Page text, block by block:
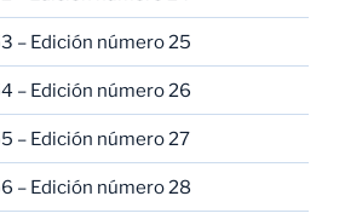
– Edición número 25
– Edición número 26
– Edición número 27
– Edición número 28